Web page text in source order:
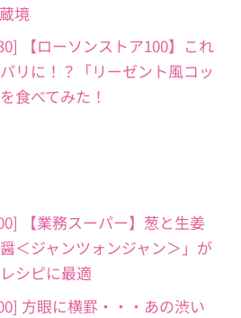
境
【ローソンストア100】これ
リに！？「リーゼント風コッ
食べてみた！
【業務スーパー】葱と生姜
＜ジャンツォンジャン＞」が
シピに最適
方眼に横罫・・・あの渋い